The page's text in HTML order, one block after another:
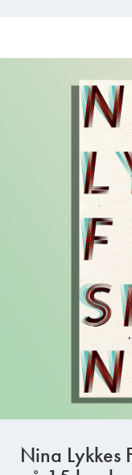
Nina Lykkes